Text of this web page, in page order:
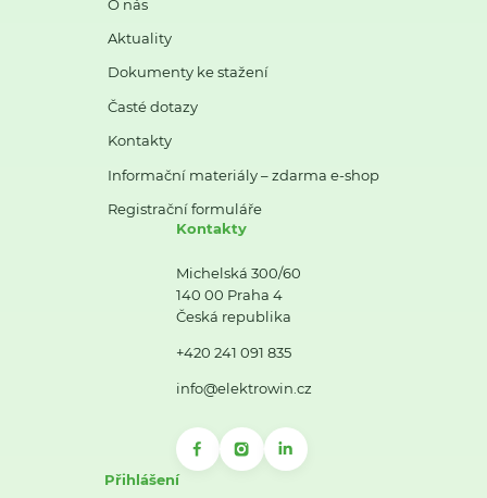
O nás
Aktuality
Dokumenty ke stažení
Časté dotazy
Kontakty
Informační materiály – zdarma e-shop
Registrační formuláře
Kontakty
Michelská 300/60
140 00 Praha 4
Česká republika
+420 241 091 835
info@elektrowin.cz
Přihlášení